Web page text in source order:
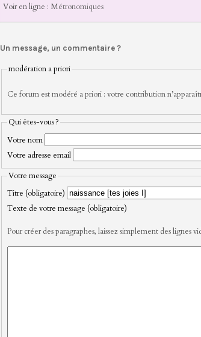
Voir en ligne : Métronomiques
Un message, un commentaire ?
modération a priori
Ce forum est modéré a priori : votre contribution
Qui êtes-vous ?
Votre nom
Votre adresse email
Votre message
Titre (obligatoire)
Texte de votre message (obligatoire)
Pour créer des paragraphes, laissez simplement des lignes